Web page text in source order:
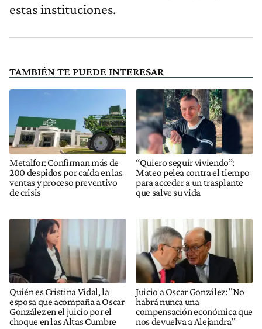
estas instituciones.
TAMBIÉN TE PUEDE INTERESAR
Metalfor: Confirman más de
200 despidos por caída en las
ventas y proceso preventivo
de crisis
“Quiero seguir viviendo”:
Mateo pelea contra el tiempo
para acceder a un trasplante
que salve su vida
Quién es Cristina Vidal, la
esposa que acompaña a Oscar
González en el juicio por el
choque en las Altas Cumbre
Juicio a Oscar González: "No
habrá nunca una
compensación económica que
nos devuelva a Alejandra"